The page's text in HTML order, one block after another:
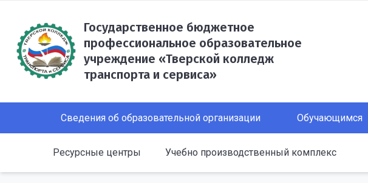
Государственное бюджетное
профессиональное образовательное
учреждение «Тверской колледж
транспорта и сервиса»
Сведения об образовательной организации Обучающимся
Ресурсные центры Учебно производственный комплекс